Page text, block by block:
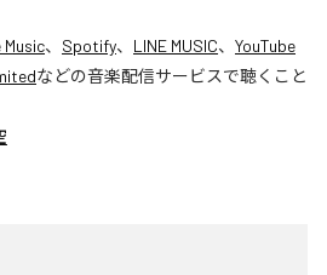
Music、 Spotify、 LINE MUSIC、 YouTube
などの音楽配信サービスで聴くこと